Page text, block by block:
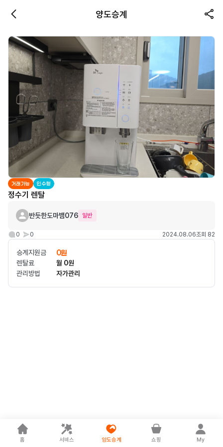
양도승계
거래가능 인수형
정수기 렌탈
반듯한도마뱀076 일반
0 0 2024.08.06조회 82
승계지원금 0원
렌탈료
월 0원
관리방법
자가관리
홈 서비스 양도승계 쇼핑 My